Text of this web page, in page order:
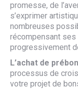
promesse, de
s’exprimer
nombreuses
récompensant
progressivement
L’achat de
processus de
votre projet de